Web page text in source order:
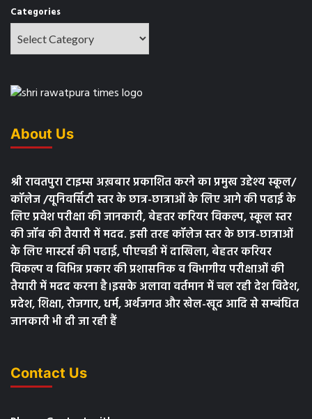
Categories
About Us
श्री रावतपुरा टाइम्स अख़बार प्रकाशित करने का प्रमुख उद्देश्य स्कूल/
कॉलेज /यूनिवर्सिटी स्तर के छात्र-छात्राओं के लिए आगे की पढाई के
लिए प्रवेश परीक्षा की जानकारी, बेहतर करियर विकल्प, स्कूल स्तर
की जॉब की तैयारी में मदद. इसी तरह कॉलेज स्तर के छात्र-छात्राओं
के लिए मास्टर्स की पढाई, पीएचडी में दाखिला, बेहतर करियर
विकल्प व विभिन्न प्रकार की प्रशासनिक व विभागीय परीक्षाओं की
तैयारी में मदद करना है।इसके अलावा वर्तमान में चल रही देश विदेश,
प्रदेश, शिक्षा, रोजगार, धर्म, अर्थजगत और खेल-खूद आदि से सम्बंधित
जानकारी भी दी जा रही हैं
Contact Us